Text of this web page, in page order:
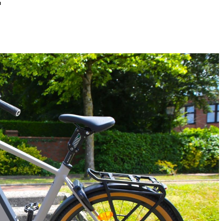
sta­bi­les Fahrverhalten.
vie­le sor­gen­freie und kom­for­ta­ble Kilo­me­ter.
Fahrspaß.